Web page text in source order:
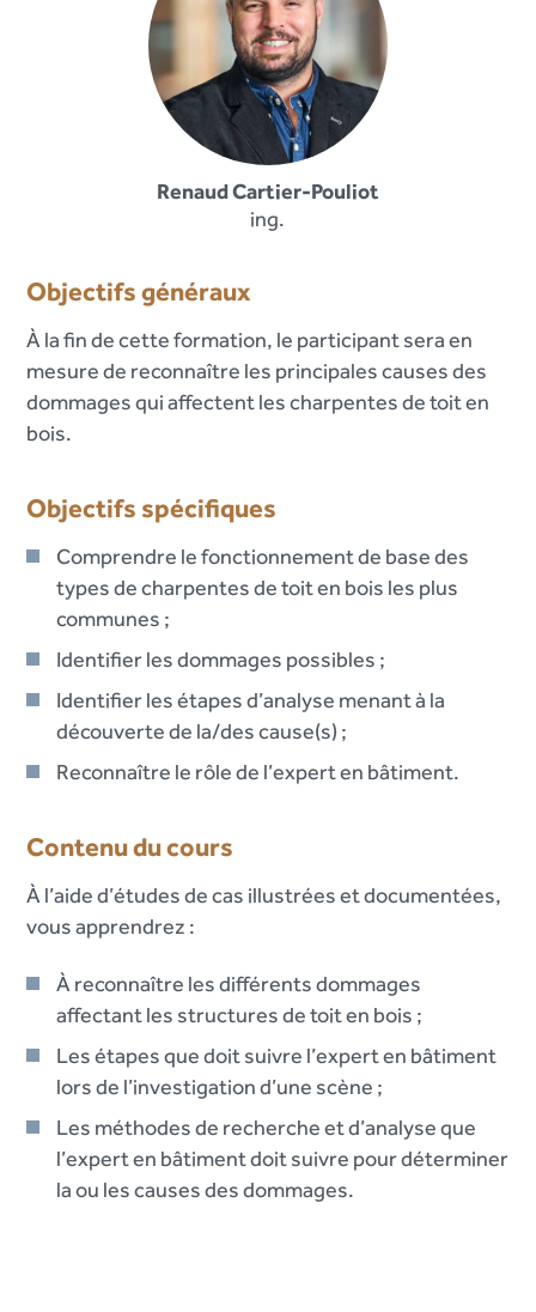
Renaud Cartier-Pouliot
ing.
Objectifs généraux
À la fin de cette formation, le participant sera en
mesure de reconnaître les principales causes des
dommages qui affectent les charpentes de toit en
bois.
Objectifs spécifiques
Comprendre le fonctionnement de base des
types de charpentes de toit en bois les plus
communes ;
Identifier les dommages possibles ;
Identifier les étapes d’analyse menant à la
découverte de la/des cause(s) ;
Reconnaître le rôle de l’expert en bâtiment.
Contenu du cours
À l’aide d’études de cas illustrées et documentées,
vous apprendrez :
À reconnaître les différents dommages
affectant les structures de toit en bois ;
Les étapes que doit suivre l’expert en bâtiment
lors de l’investigation d’une scène ;
Les méthodes de recherche et d’analyse que
l’expert en bâtiment doit suivre pour déterminer
la ou les causes des dommages.